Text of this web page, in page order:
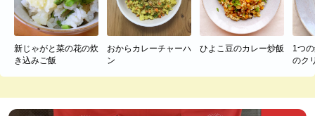
新じゃがと菜の花の炊
き込みご飯
おからカレーチャーハ
ン
ひよこ豆のカレー炒飯
1つ
のク